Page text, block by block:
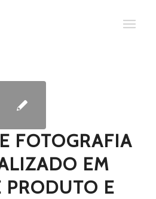
FOTOGRAFIA
EM
PRODUTO E